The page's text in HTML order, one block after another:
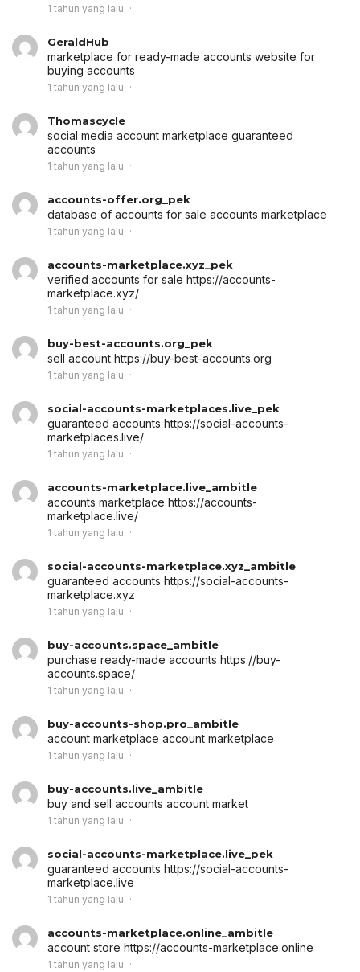
1 tahun yang lalu
GeraldHub
marketplace for ready-made accounts website for
buying accounts
1 tahun yang lalu
Thomascycle
social media account marketplace guaranteed
accounts
1 tahun yang lalu
accounts-offer.org_pek
database of accounts for sale accounts marketplace
1 tahun yang lalu
accounts-marketplace.xyz_pek
verified accounts for sale https://accounts-
marketplace.xyz/
1 tahun yang lalu
buy-best-accounts.org_pek
sell account https://buy-best-accounts.org
1 tahun yang lalu
social-accounts-marketplaces.live_pek
guaranteed accounts https://social-accounts-
marketplaces.live/
1 tahun yang lalu
accounts-marketplace.live_ambitle
accounts marketplace https://accounts-
marketplace.live/
1 tahun yang lalu
social-accounts-marketplace.xyz_ambitle
guaranteed accounts https://social-accounts-
marketplace.xyz
1 tahun yang lalu
buy-accounts.space_ambitle
purchase ready-made accounts https://buy-
accounts.space/
1 tahun yang lalu
buy-accounts-shop.pro_ambitle
account marketplace account marketplace
1 tahun yang lalu
buy-accounts.live_ambitle
buy and sell accounts account market
1 tahun yang lalu
social-accounts-marketplace.live_pek
guaranteed accounts https://social-accounts-
marketplace.live
1 tahun yang lalu
accounts-marketplace.online_ambitle
account store https://accounts-marketplace.online
1 tahun yang lalu